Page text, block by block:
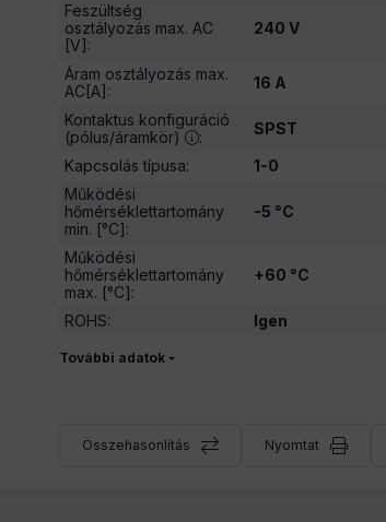
Feszültség
osztályozás max. AC
[V] :
240 V
Áram osztályozás max.
AC[A] :
16 A
Kontaktus konfiguráció
(pólus/áramkör)
:
SPST
Kapcsolás típusa:
1-0
Működési
hőmérséklettartomány
min. [°C]:
-5 °C
Működési
hőmérséklettartomány
max. [°C]:
+60 °C
ROHS: Igen
További adatok
Összehasonlítás Nyomtat